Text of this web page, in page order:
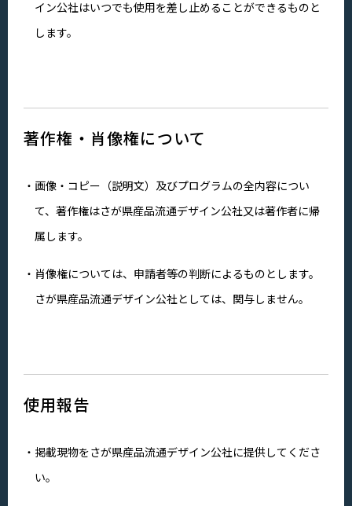
イン公社はいつでも使用を差し止めることができるものと
します。
著作権・肖像権について
画像・コピー（説明文）及びプログラムの全内容につい
て、著作権はさが県産品流通デザイン公社又は著作者に帰
属します。
肖像権については、申請者等の判断によるものとします。
さが県産品流通デザイン公社としては、関与しません。
使用報告
掲載現物をさが県産品流通デザイン公社に提供してくださ
い。